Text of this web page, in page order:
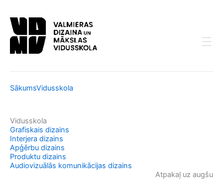
content
SākumsVidusskola
Vidusskola
Grafiskais dizains
Interjera dizains
Apģērbu dizains
Produktu dizains
Audiovizuālās komunikācijas dizains
Atpakaļ uz augšu